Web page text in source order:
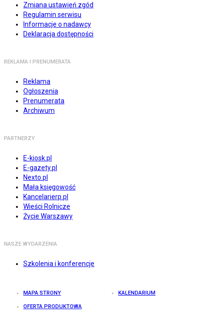
Zmiana ustawień zgód
Regulamin serwisu
Informacje o nadawcy
Deklaracja dostępności
REKLAMA I PRENUMERATA
Reklama
Ogłoszenia
Prenumerata
Archiwum
PARTNERZY
E-kiosk.pl
E-gazety.pl
Nexto.pl
Mała księgowość
Kancelarierp.pl
Wieści Rolnicze
Życie Warszawy
NASZE WYDARZENIA
Szkolenia i konferencje
MAPA STRONY KALENDARIUM
OFERTA PRODUKTOWA